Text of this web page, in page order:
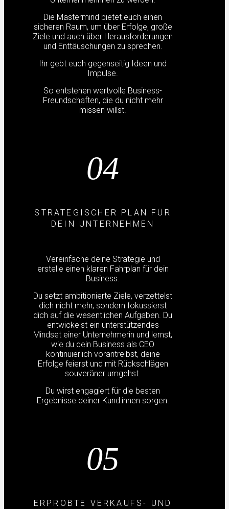
Die Mastermind bietet euch einen
sicheren Raum, um über Erfolge, große
Ziele und auch über Herausforderungen
und Enttäuschungen zu sprechen.
Ihr gebt euch gegenseitig Ideen und
Impulse.
So entstehen wertvolle Business-
Freundschaften, die du nicht mehr
missen willst.
04
STRATEGISCHER PLAN FÜR
DEIN UNTERNEHMEN
Vereinfache deine Strategie und
erstelle einen klaren Fahrplan für dein
Business.
Du setzt ambitionierte Ziele, verzettelst
dich nicht mehr, sondern fokussierst
dich auf die wesentlichen Aufgaben. Du
entwickelst ein unterstützendes
Mindset einer Unternehmerin und lernst,
wie du dein Business als CEO
kontinuierlich vorantreibst, deine
Erfolge feierst und mit Rückschlägen
souveräner umgehst.
Du wirst engagiert für die besten
Ergebnisse deiner Kund:innen sorgen.
05
ERPROBTE VERKAUFS- UND